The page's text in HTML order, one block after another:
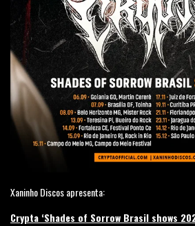
Xaninho Discos apresenta:
Crypta ‘Shades of Sorrow Brasil shows